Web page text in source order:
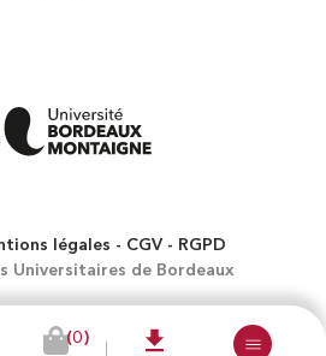
(0)
légales CGV
RGPD
Universitaires de Bordeaux